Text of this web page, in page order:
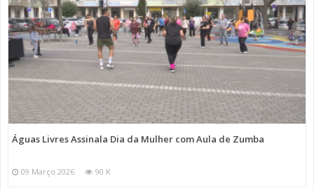
Águas Livres Assinala Dia da Mulher com Aula de Zumba
09 Março 2026 90 K